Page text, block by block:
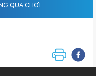
QUA CHƠI